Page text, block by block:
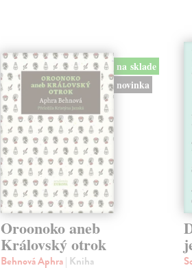
na sklade
novinka
Oroonoko aneb
Královský otrok
Behnová Aphra| Kniha